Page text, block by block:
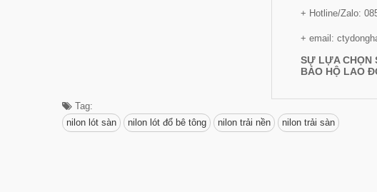
+ Hotline/Zalo:
+ email:
SỰ LỰA CHỌN
BẢO HỘ LAO
Tag:
nilon lót sàn
nilon lót đổ bê tông nilon trải nền nilon trải sàn